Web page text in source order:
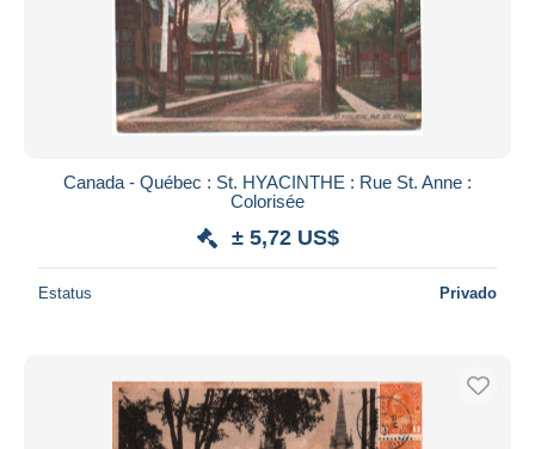
Canada - Québec : St. HYACINTHE : Rue St. Anne :
Colorisée
± 5,72 US$
Estatus Privado